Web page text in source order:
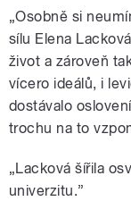
„Osobně si
sílu Elena
život a zároveň
vícero ideálů, i
dostávalo
trochu na to
„Lacková šířila
univerzitu.”